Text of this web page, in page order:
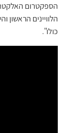
הספקטרום
הלוויינים הראשון
כולו".